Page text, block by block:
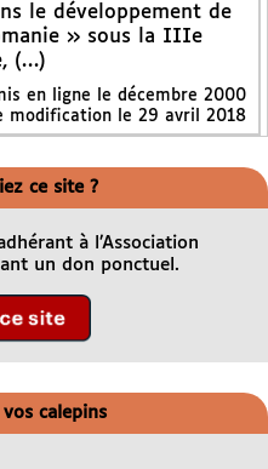
le développement de
» sous la IIIe
(…)
en ligne le décembre 2000
modification le 29 avril 2018
ce site ?
à l’Association
un don ponctuel.
calepins